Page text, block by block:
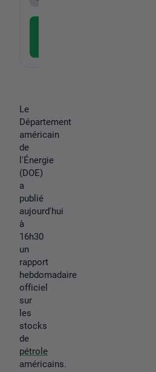
Le
Département
américain
de
l'Énergie
(DOE)
a
publié
aujourd'hui
à
16h30
un
rapport
hebdomadaire
officiel
sur
les
stocks
de
pétrole
américains.